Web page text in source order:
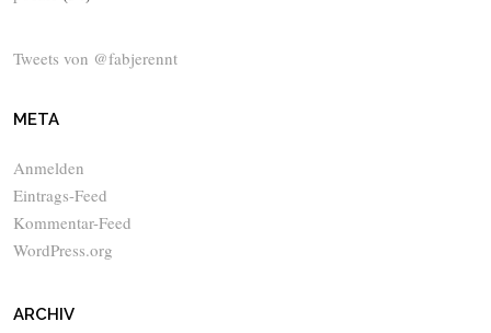
Tweets von @fabjerennt
META
Anmelden
Eintrags-Feed
Kommentar-Feed
WordPress.org
ARCHIV